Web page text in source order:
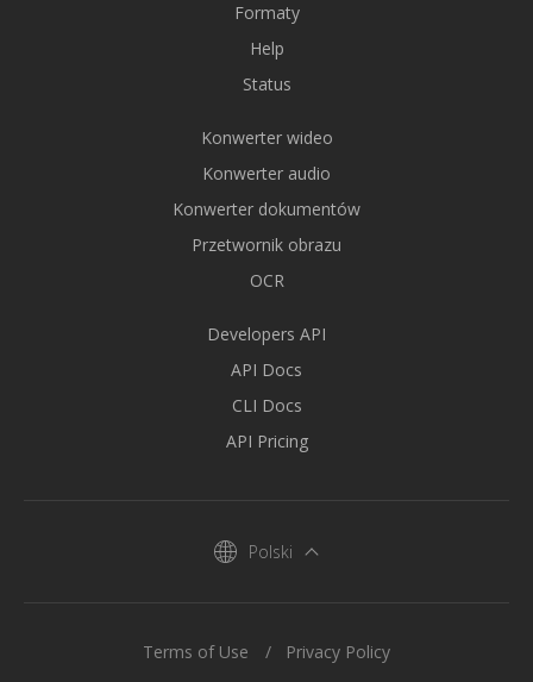
Formaty
Help
Status
Konwerter wideo
Konwerter audio
Konwerter dokumentów
Przetwornik obrazu
OCR
Developers API
API Docs
CLI Docs
API Pricing
Polski
Terms of Use Privacy Policy